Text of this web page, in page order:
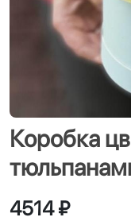
Коробка
4514 ₽